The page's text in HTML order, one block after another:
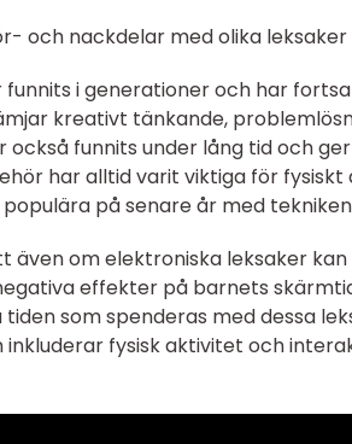
och nackdelar med olika
funnits i generationer och har
kreativt tänkande,
också funnits under lång tid och
har alltid varit viktiga för
på senare år med
om elektroniska leksaker
effekter på barnets
som spenderas med dessa
inkluderar fysisk aktivitet och